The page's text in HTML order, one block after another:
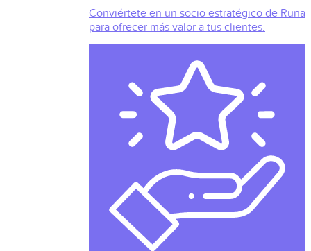
Conviértete en un socio estratégico de Runa
para ofrecer más valor a tus clientes.